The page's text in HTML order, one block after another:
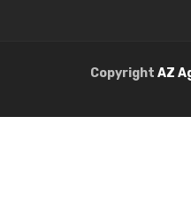
Copyright AZ